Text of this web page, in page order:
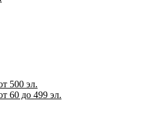
500 эл.
60 до 499 эл.